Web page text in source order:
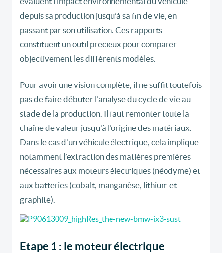
depuis sa production jusqu’à sa fin de vie, en
passant par son utilisation. Ces rapports
constituent un outil précieux pour comparer
objectivement les différents modèles.
Pour avoir une vision complète, il ne suffit toutefois
pas de faire débuter l’analyse du cycle de vie au
stade de la production. Il faut remonter toute la
chaîne de valeur jusqu’à l’origine des matériaux.
Dans le cas d’un véhicule électrique, cela implique
notamment l’extraction des matières premières
nécessaires aux moteurs électriques (néodyme) et
aux batteries (cobalt, manganèse, lithium et
graphite).
Etape 1 : le moteur électrique